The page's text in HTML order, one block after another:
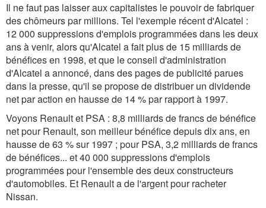
Il ne faut pas laisser aux capitalistes le pouvoir de fabriquer
des chômeurs par millions. Tel l'exemple récent d'Alcatel :
12 000 suppressions d'emplois programmées dans les deux
ans à venir, alors qu'Alcatel a fait plus de 15 milliards de
bénéfices en 1998, et que le conseil d'administration
d'Alcatel a annoncé, dans des pages de publicité parues
dans la presse, qu'il se propose de distribuer un dividende
net par action en hausse de 14 % par rapport à 1997.
Voyons Renault et PSA : 8,8 milliards de francs de bénéfice
net pour Renault, son meilleur bénéfice depuis dix ans, en
hausse de 63 % sur 1997 ; pour PSA, 3,2 milliards de francs
de bénéfices... et 40 000 suppressions d'emplois
programmées pour l'ensemble des deux constructeurs
d'automobiles. Et Renault a de l'argent pour racheter
Nissan.